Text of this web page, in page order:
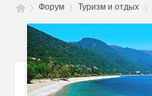
»
Форум
›
Туризм и отдых
›